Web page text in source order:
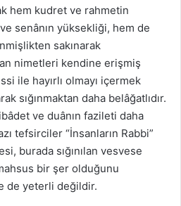
hem kudret ve rahmetin
senânın yüksekliği, hem de
sakınarak
nimetleri kendine erişmiş
ile hayırlı olmayı içermek
sığınmaktan daha belâğatlıdır.
ve duânın fazileti daha
tefsirciler “İnsanların Rabbi”
burada sığınılan vesvese
bir şer olduğunu
de yeterli değildir.